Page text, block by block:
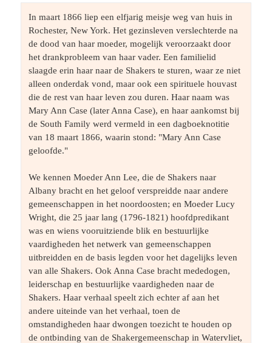
In maart 1866 liep een elfjarig meisje weg van huis in
Rochester, New York. Het gezinsleven verslechterde na
de dood van haar moeder, mogelijk veroorzaakt door
het drankprobleem van haar vader. Een familielid
slaagde erin haar naar de Shakers te sturen, waar ze niet
alleen onderdak vond, maar ook een spirituele houvast
die de rest van haar leven zou duren. Haar naam was
Mary Ann Case (later Anna Case), en haar aankomst bij
de South Family werd vermeld in een dagboeknotitie
van 18 maart 1866, waarin stond: "Mary Ann Case
geloofde."
We kennen Moeder Ann Lee, die de Shakers naar
Albany bracht en het geloof verspreidde naar andere
gemeenschappen in het noordoosten; en Moeder Lucy
Wright, die 25 jaar lang (1796-1821) hoofdpredikant
was en wiens vooruitziende blik en bestuurlijke
vaardigheden het netwerk van gemeenschappen
uitbreidden en de basis legden voor het dagelijks leven
van alle Shakers. Ook Anna Case bracht mededogen,
leiderschap en bestuurlijke vaardigheden naar de
Shakers. Haar verhaal speelt zich echter af aan het
andere uiteinde van het verhaal, toen de
omstandigheden haar dwongen toezicht te houden op
de ontbinding van de Shakergemeenschap in Watervliet,